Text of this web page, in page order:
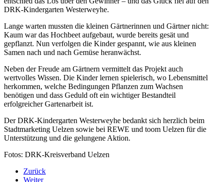
DRK-Kindergarten Westerweyhe.
Lange warten mussten die kleinen Gärtnerinnen und Gärtner nicht:
Kaum war das Hochbeet aufgebaut, wurde bereits gesät und
gepflanzt. Nun verfolgen die Kinder gespannt, wie aus kleinen
Samen nach und nach Gemüse heranwächst.
Neben der Freude am Gärtnern vermittelt das Projekt auch
wertvolles Wissen. Die Kinder lernen spielerisch, wo Lebensmittel
herkommen, welche Bedingungen Pflanzen zum Wachsen
benötigen und dass Geduld oft ein wichtiger Bestandteil
erfolgreicher Gartenarbeit ist.
Der DRK-Kindergarten Westerweyhe bedankt sich herzlich beim
Stadtmarketing Uelzen sowie bei REWE und toom Uelzen für die
Unterstützung und die gelungene Aktion.
Fotos: DRK-Kreisverband Uelzen
Zurück
Weiter